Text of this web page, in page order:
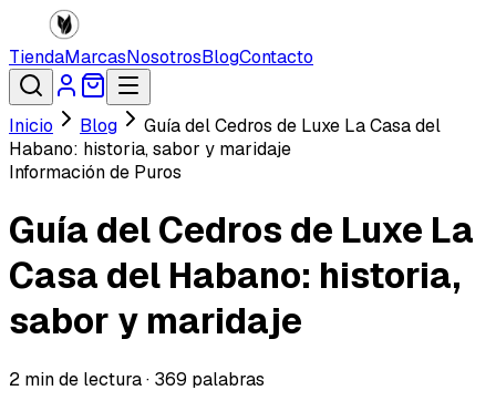
TiendaMarcasNosotrosBlogContacto
Inicio Blog
Guía del Cedros de Luxe La Casa del
Habano: historia, sabor y maridaje
Información de Puros
Guía del Cedros de Luxe La
Casa del Habano: historia,
sabor y maridaje
2 min de lectura · 369 palabras